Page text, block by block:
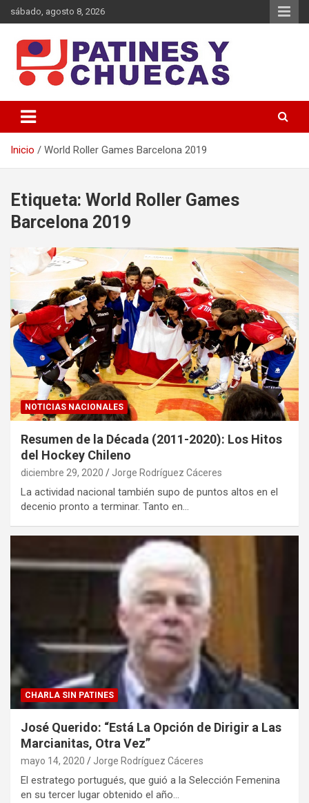
Saltar
al
sábado, agosto 8, 2026
Patines y Chuecas
Inicio World Roller Games Barcelona 2019
Etiqueta: World Roller Games
Barcelona 2019
NOTICIAS NACIONALES
Resumen de la Década (2011-2020): Los Hitos
del Hockey Chileno
diciembre 29, 2020 Jorge Rodríguez Cáceres
La actividad nacional también supo de puntos altos en el
decenio pronto a terminar. Tanto en…
CHARLA SIN PATINES
José Querido: “Está La Opción de Dirigir a Las
Marcianitas, Otra Vez”
mayo 14, 2020 Jorge Rodríguez Cáceres
El estratego portugués, que guió a la Selección Femenina
en su tercer lugar obtenido el año…